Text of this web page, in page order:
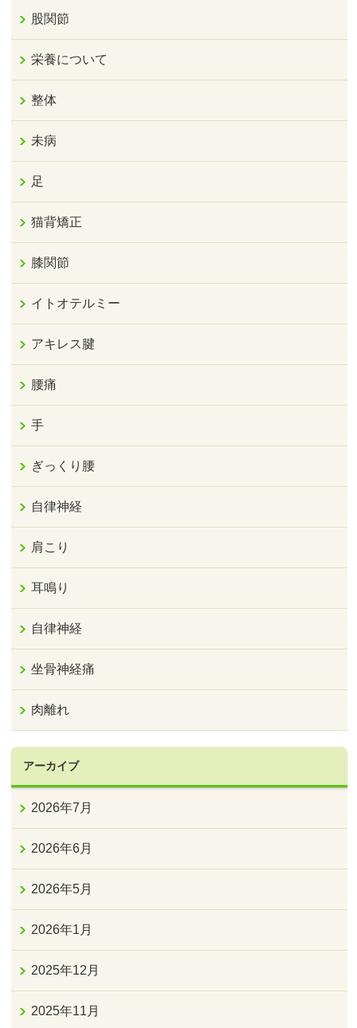
股関節
栄養について
整体
未病
足
猫背矯正
膝関節
イトオテルミー
アキレス腱
腰痛
手
ぎっくり腰
自律神経
肩こり
耳鳴り
自律神経
坐骨神経痛
肉離れ
アーカイブ
2026年7月
2026年6月
2026年5月
2026年1月
2025年12月
2025年11月